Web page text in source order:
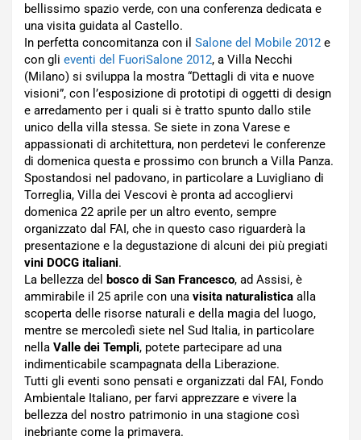
bellissimo spazio verde, con una conferenza dedicata e
una visita guidata al Castello.
In perfetta concomitanza con il Salone del Mobile 2012 e
con gli eventi del FuoriSalone 2012, a Villa Necchi
(Milano) si sviluppa la mostra “Dettagli di vita e nuove
visioni”, con l’esposizione di prototipi di oggetti di design
e arredamento per i quali si è tratto spunto dallo stile
unico della villa stessa. Se siete in zona Varese e
appassionati di architettura, non perdetevi le conferenze
di domenica questa e prossimo con brunch a Villa Panza.
Spostandosi nel padovano, in particolare a Luvigliano di
Torreglia, Villa dei Vescovi è pronta ad accogliervi
domenica 22 aprile per un altro evento, sempre
organizzato dal FAI, che in questo caso riguarderà la
presentazione e la degustazione di alcuni dei più pregiati
vini DOCG italiani.
La bellezza del bosco di San Francesco, ad Assisi, è
ammirabile il 25 aprile con una visita naturalistica alla
scoperta delle risorse naturali e della magia del luogo,
mentre se mercoledì siete nel Sud Italia, in particolare
nella Valle dei Templi, potete partecipare ad una
indimenticabile scampagnata della Liberazione.
Tutti gli eventi sono pensati e organizzati dal FAI, Fondo
Ambientale Italiano, per farvi apprezzare e vivere la
bellezza del nostro patrimonio in una stagione così
inebriante come la primavera.